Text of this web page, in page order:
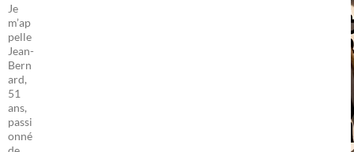
Je
m’ap
pelle
Jean-
Bern
ard,
51
ans,
passi
onné